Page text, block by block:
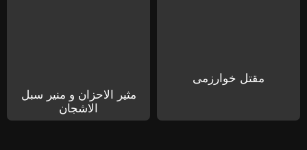
مقتل خوارزمی
مثیر الاحزان و منیر سبل
الاشجان